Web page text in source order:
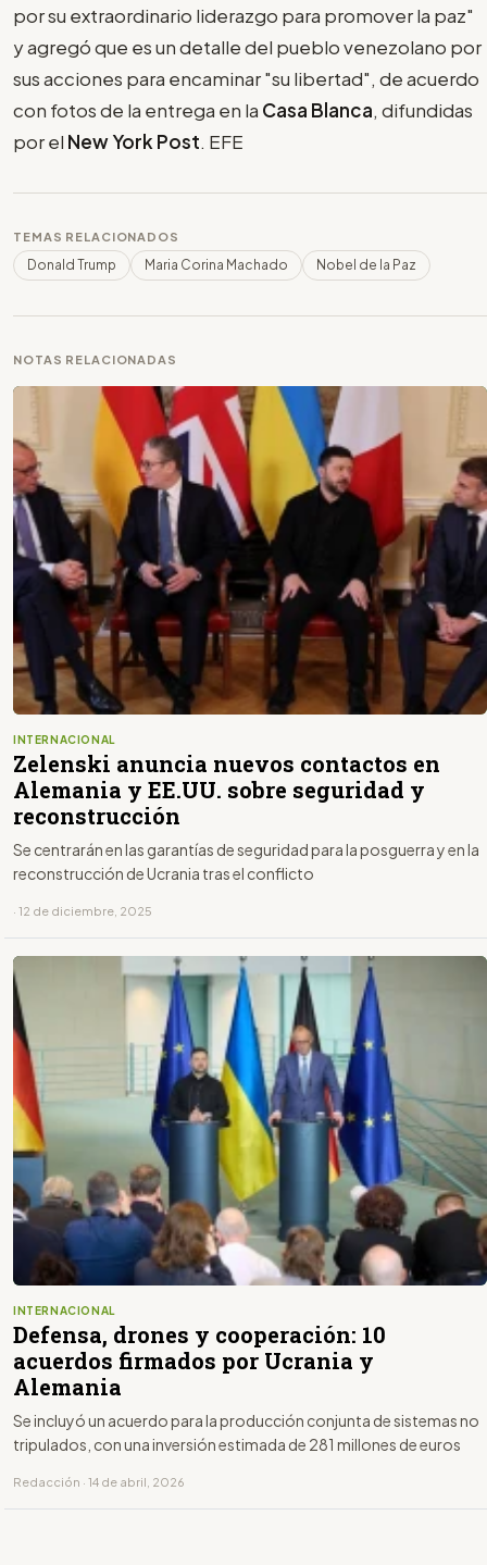
por su extraordinario liderazgo para promover la paz"
y agregó que es un detalle del pueblo venezolano por
sus acciones para encaminar "su libertad", de acuerdo
con fotos de la entrega en la Casa Blanca, difundidas
por el New York Post. EFE
TEMAS RELACIONADOS
Donald Trump Maria Corina Machado Nobel de la Paz
NOTAS RELACIONADAS
INTERNACIONAL
Zelenski anuncia nuevos contactos en
Alemania y EE.UU. sobre seguridad y
reconstrucción
Se centrarán en las garantías de seguridad para la posguerra y en la
reconstrucción de Ucrania tras el conflicto
· 12 de diciembre, 2025
INTERNACIONAL
Defensa, drones y cooperación: 10
acuerdos firmados por Ucrania y
Alemania
Se incluyó un acuerdo para la producción conjunta de sistemas no
tripulados, con una inversión estimada de 281 millones de euros
Redacción · 14 de abril, 2026